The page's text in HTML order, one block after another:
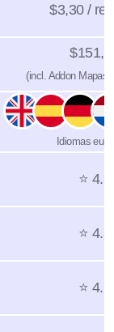
$3,30 /
(incl. Addon Mapas
Idiomas
⭐ 4.8
⭐ 4.8
⭐ 4.7